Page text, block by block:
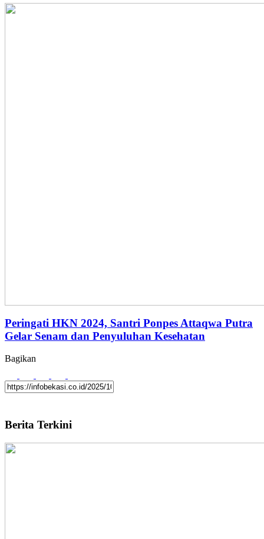
Peringati HKN 2024, Santri Ponpes Attaqwa Putra
Gelar Senam dan Penyuluhan Kesehatan
Bagikan
Berita Terkini